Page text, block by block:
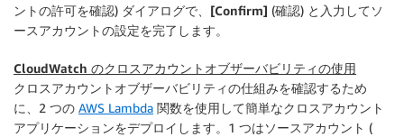
ントの許可を確認) ダイアログで、 [Confirm] (確認) と入力してソ
ースアカウントの設定を完了します。
CloudWatch のクロスアカウントオブザーバビリティの使用
クロスアカウントオブザーバビリティの仕組みを確認するため
に、2 つの AWS Lambda 関数を使用して簡単なクロスアカウント
アプリケーションをデプロイします。1 つはソースアカウント (